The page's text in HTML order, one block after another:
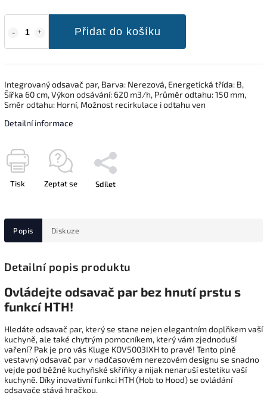
Přidat do košíku
Integrovaný odsavač par, Barva: Nerezová, Energetická třída: B,
Šířka 60 cm, Výkon odsávání: 620 m3/h, Průměr odtahu: 150 mm,
Směr odtahu: Horní, Možnost recirkulace i odtahu ven
Detailní informace
Tisk Zeptat se Sdílet
Popis Diskuze
Detailní popis produktu
Ovládejte odsavač par bez hnutí prstu s
funkcí HTH!
Hledáte odsavač par, který se stane nejen elegantním doplňkem vaší
kuchyně, ale také chytrým pomocníkem, který vám zjednoduší
vaření? Pak je pro vás Kluge KOV5003IXH to pravé! Tento plně
vestavný odsavač par v nadčasovém nerezovém designu se snadno
vejde pod běžné kuchyňské skříňky a nijak nenaruší estetiku vaší
kuchyně. Díky inovativní funkci HTH (Hob to Hood) se ovládání
odsavače stává hračkou.